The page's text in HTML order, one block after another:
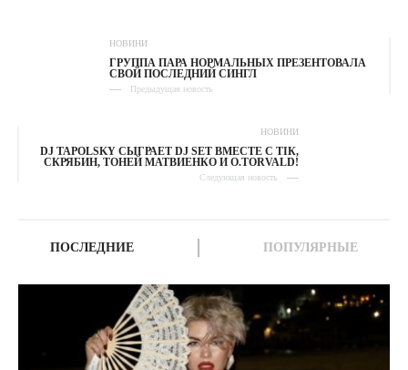
НОВИНИ
ГРУППА ПАРА НОРМАЛЬНЫХ ПРЕЗЕНТОВАЛА
СВОЙ ПОСЛЕДНИЙ СИНГЛ
Предыдущая новость
НОВИНИ
DJ TAPOLSKY СЫГРАЕТ DJ SET ВМЕСТЕ С ТІК,
СКРЯБИН, ТОНЕЙ МАТВИЕНКО И O.TORVALD!
Следующая новость
ПОСЛЕДНИЕ ПОПУЛЯРНЫЕ